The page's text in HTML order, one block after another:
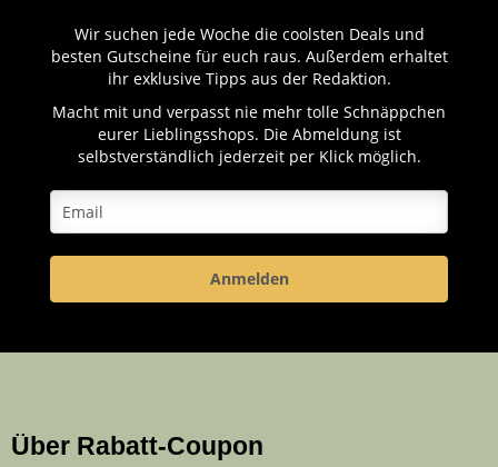
Wir suchen jede Woche die coolsten Deals und
besten Gutscheine für euch raus. Außerdem erhaltet
ihr exklusive Tipps aus der Redaktion.
Macht mit und verpasst nie mehr tolle Schnäppchen
eurer Lieblingsshops. Die Abmeldung ist
selbstverständlich jederzeit per Klick möglich.
Anmelden
Über Rabatt-Coupon